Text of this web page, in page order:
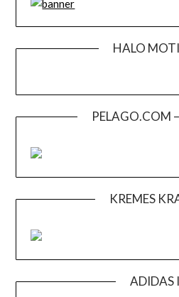
HALO
PELAGO.COM
KREMES
ADIDAS